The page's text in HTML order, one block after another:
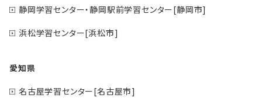
静岡学習センター・静岡駅前学習センター[静岡市]
浜松学習センター[浜松市]
愛知県
名古屋学習センター[名古屋市]